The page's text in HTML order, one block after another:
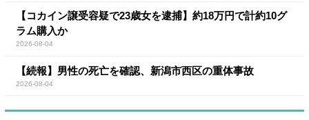
【コカイン譲受容疑で23歳女を逮捕】約18万円で計約10グ
ラム購入か
2026-08-04
【続報】男性の死亡を確認、新潟市西区の重体事故
2026-08-04